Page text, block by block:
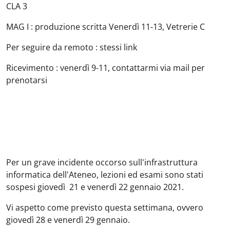
CLA 3
MAG I : produzione scritta Venerdì 11-13, Vetrerie C
Per seguire da remoto : stessi link
Ricevimento : venerdì 9-11, contattarmi via mail per
prenotarsi
Per un grave incidente occorso sull'infrastruttura
informatica dell'Ateneo, lezioni ed esami sono stati
sospesi giovedì 21 e venerdì 22 gennaio 2021.
Vi aspetto come previsto questa settimana, ovvero
giovedì 28 e venerdì 29 gennaio.